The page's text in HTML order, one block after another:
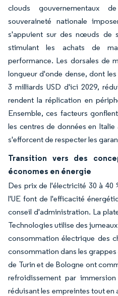
clouds gouvernementaux
souveraineté nationale
s'appuient sur des nœuds de
stimulant les achats de
performance. Les dorsales de
longueur d'onde dense, dont
3 milliards USD d'ici 2029,
rendent la réplication en
Ensemble, ces facteurs
les centres de données en
s'efforcent de respecter les
Transition vers des
économes en énergie
Des prix de l'électricité 30 à 40
l'UE font de l'efficacité
conseil d'administration. La
Technologies utilise des
consommation électrique des
consommation dans les
de Turin et de Bologne ont
refroidissement par
réduisant les empreintes tout